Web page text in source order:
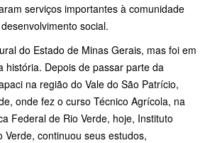
serviços importantes à comunidade
social.
do Estado de Minas Gerais, mas foi em
história. Depois de passar parte da
na região do Vale do São Patrício,
onde fez o curso Técnico Agrícola, na
Federal de Rio Verde, hoje, Instituto
Verde, continuou seus estudos,